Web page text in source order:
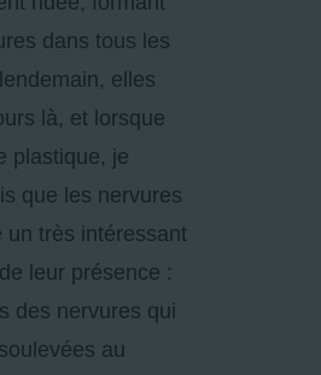
dans tous les
elles
là, et lorsque
plastique, je
que les nervures
un très intéressant
leur présence :
des nervures qui
au